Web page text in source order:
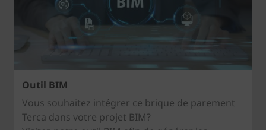
Outil BIM
Vous souhaitez intégrer ce brique de parement
Terca dans votre projet BIM?